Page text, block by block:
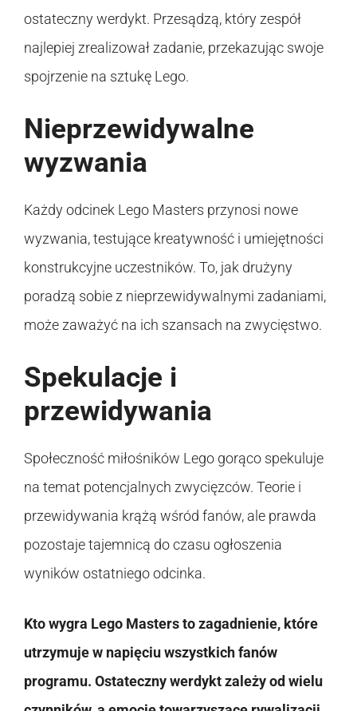
ostateczny werdykt. Przesądzą, który zespół
najlepiej zrealizował zadanie, przekazując swoje
spojrzenie na sztukę Lego.
Nieprzewidywalne
wyzwania
Każdy odcinek Lego Masters przynosi nowe
wyzwania, testujące kreatywność i umiejętności
konstrukcyjne uczestników. To, jak drużyny
poradzą sobie z nieprzewidywalnymi zadaniami,
może zaważyć na ich szansach na zwycięstwo.
Spekulacje i
przewidywania
Społeczność miłośników Lego gorąco spekuluje
na temat potencjalnych zwycięzców. Teorie i
przewidywania krążą wśród fanów, ale prawda
pozostaje tajemnicą do czasu ogłoszenia
wyników ostatniego odcinka.
Kto wygra Lego Masters to zagadnienie, które
utrzymuje w napięciu wszystkich fanów
programu. Ostateczny werdykt zależy od wielu